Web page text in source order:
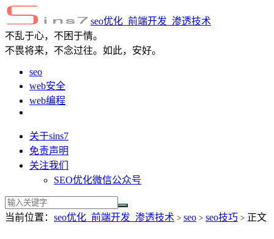
seo优化_前端开发_渗透技术
不乱于心，不困于情。
不畏将来，不念过往。如此，安好。
seo
web安全
web编程
关于sins7
免责声明
关注我们
SEO优化微信公众号
当前位置： seo优化_前端开发_渗透技术 > seo > seo技巧 > 正文